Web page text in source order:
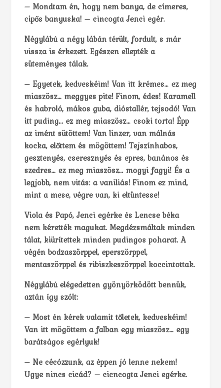
– Mondtam én, hogy nem banya, de címeres,
cipős banyuska! – cincogta Jenci egér.
Négylábú a négy lábán térült, fordult, s már
vissza is érkezett. Egészen ellepték a
süteményes tálak.
– Egyetek, kedveskéim! Van itt krémes… ez meg
miaszösz… meggyes pite! Finom, édes! Karamell
és habroló, mákos guba, dióstallér, tejsodó! Van
itt puding… ez meg miaszösz… csoki torta! Épp
az imént sütöttem! Van linzer, van málnás
kocka, előttem és mögöttem! Tejszínhabos,
gesztenyés, cseresznyés és epres, banános és
szedres… ez meg miaszösz… mogyi fagyi! És a
legjobb, nem vitás: a vaniliás! Finom ez mind,
mint a mese, végre van, ki eltüntesse!
Viola és Papó, Jenci egérke és Lencse béka
nem kérették magukat. Megdézsmáltak minden
tálat, kiürítettek minden pudingos poharat. A
végén bodzaszörppel, eperszörppel,
mentaszörppel és ribiszkeszörppel koccintottak.
Négylábú elégedetten gyönyörködött bennük,
aztán így szólt:
– Most én kérek valamit tőletek, kedveskéim!
Van itt mögöttem a falban egy miaszösz… egy
barátságos egérlyuk!
– Ne cécózzunk, az éppen jó lenne nekem!
Ugye nincs cicád? – cicncogta Jenci egérke.